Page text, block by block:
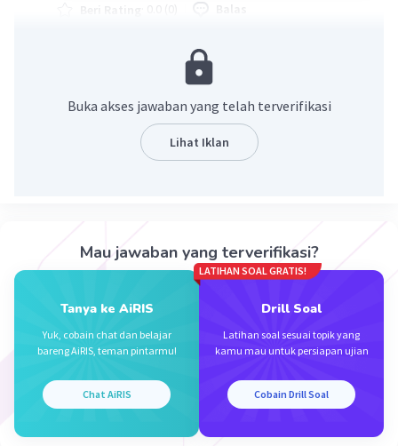
Balas
Iklan
Buka akses jawaban yang telah terverifikasi
Lihat Iklan
Mau jawaban yang terverifikasi?
Tanya ke AiRIS
Yuk, cobain chat dan belajar
bareng AiRIS, teman pintarmu!
Chat AiRIS
LATIHAN SOAL GRATIS!
Drill Soal
Latihan soal sesuai topik yang
kamu mau untuk persiapan ujian
Cobain Drill Soal